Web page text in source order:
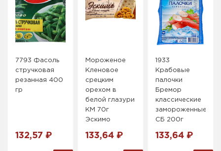
7793 Фасоль
стручковая
резанная 400
гр
132,57 ₽
Мороженое
Кленовое
срецким
орехом в
белой глазури
КМ 70г
Эскимо
133,64 ₽
1933
Крабовые
палочки
Бремор
классические
замороженные
СБ 200г
133,64 ₽